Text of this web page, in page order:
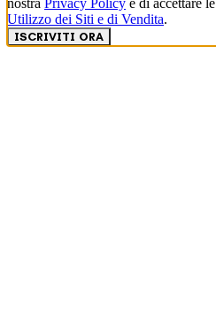
nostra Privacy Policy e di accettare le
Utilizzo dei Siti e di Vendita.
ISCRIVITI ORA